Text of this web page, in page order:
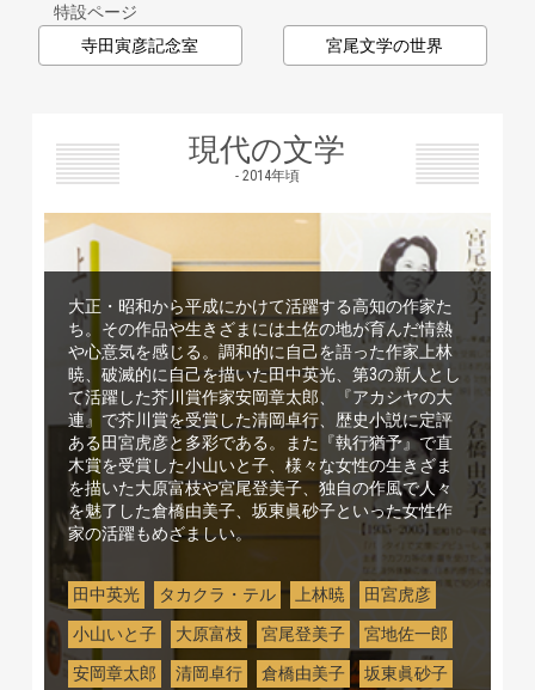
特設ページ
寺田寅彦記念室
宮尾文学の世界
現代の文学
- 2014年頃
大正・昭和から平成にかけて活躍する高知の作家た
ち。その作品や生きざまには土佐の地が育んだ情熱
や心意気を感じる。調和的に自己を語った作家上林
暁、破滅的に自己を描いた田中英光、第3の新人とし
て活躍した芥川賞作家安岡章太郎、『アカシヤの大
連』で芥川賞を受賞した清岡卓行、歴史小説に定評
ある田宮虎彦と多彩である。また『執行猶予』で直
木賞を受賞した小山いと子、様々な女性の生きざま
を描いた大原富枝や宮尾登美子、独自の作風で人々
を魅了した倉橋由美子、坂東眞砂子といった女性作
家の活躍もめざましい。
田中英光 タカクラ・テル 上林暁 田宮虎彦
小山いと子 大原富枝 宮尾登美子 宮地佐一郎
安岡章太郎 清岡卓行 倉橋由美子 坂東眞砂子